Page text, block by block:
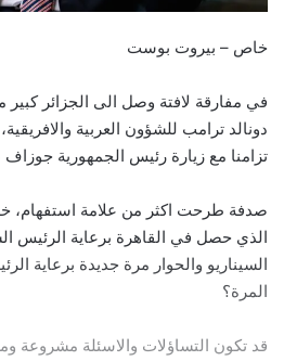
خاص – بيروت بوست
في مفارقة لافتة وصل الى الجزائر
دونالد ترامب للشؤون العربية
تزامنا مع زيارة رئيس الجمهورية جوزاف
صدفة طرحت اكثر من علامة استفهام،
الذي حصل في القاهرة برعاية الرئيس
السيناريو والحوار مرة جديدة برعاية
المرة؟
قد تكون التساؤلات والاسئلة مشروعة